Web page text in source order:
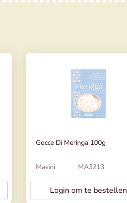
Gocce Di Meringa 100g
Masini MA3213
Login om te bestellen